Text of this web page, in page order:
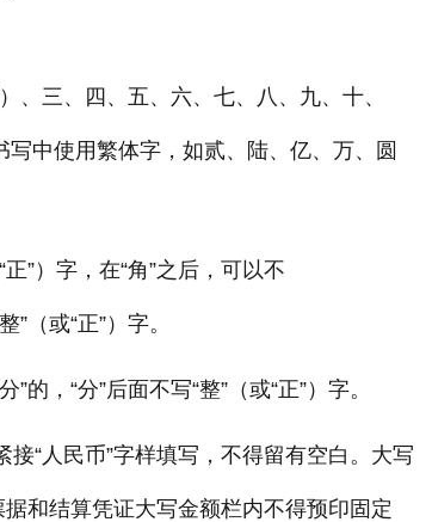
、三、四、五、六、七、八、九、十、
中使用繁体字，如贰、陆、亿、万、圆
”）字，在“角”之后，可以不
”（或“正”）字。
，“分”后面不写“整”（或“正”）字。
“人民币”字样填写，不得留有空白。大写
和结算凭证大写金额栏内不得预印固定